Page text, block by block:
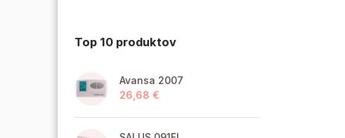
Top 10 produktov
Avansa 2007
26,68 €